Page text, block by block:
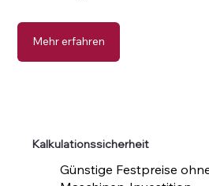
Mehr erfahren
Kalkulationssicherheit
Günstige Festpreise